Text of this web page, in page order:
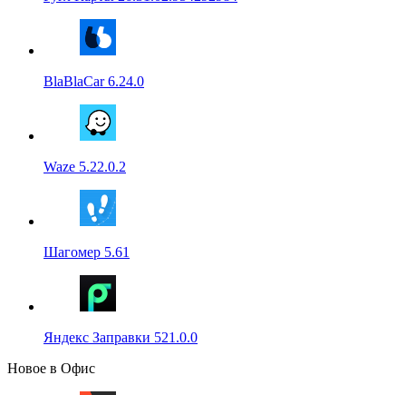
BlaBlaCar 6.24.0
Waze 5.22.0.2
Шагомер 5.61
Яндекс Заправки 521.0.0
Новое в Офис